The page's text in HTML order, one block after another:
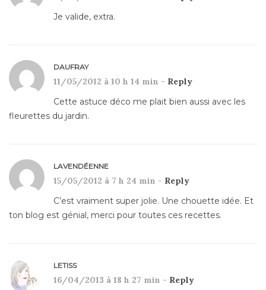
Je valide, extra.
DAUFRAY
11/05/2012 à 10 h 14 min - Reply
Cette astuce déco me plait bien aussi avec les
fleurettes du jardin.
LAVENDÉENNE
15/05/2012 à 7 h 24 min - Reply
C’est vraiment super jolie. Une chouette idée. Et
ton blog est génial, merci pour toutes ces recettes.
LETISS
16/04/2013 à 18 h 27 min - Reply